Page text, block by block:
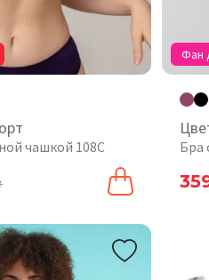
чашкой 108C
Фан
Бра